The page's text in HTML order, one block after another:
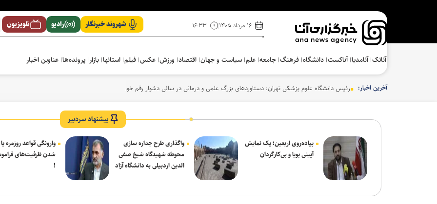
۱۶ مرداد ۱۴۰۵ ۱۶:۳۳ شهروند خبرنگار رادیو تلویزیون
آناتک آنامدیا آناکست دانشگاه فرهنگ‌ جامعه علم سیاست و جهان اقتصاد ورزش عکس فیلم استانها بازار پرونده‌ها عناوین اخبار
آخرین اخبار: رئیس دانشگاه علوم پزشکی تهران: دستاوردهای بزرگ علمی و درمانی در سالی دشوار رقم خورد
پیشنهاد سردبیر
پیاده‌روی اربعین؛ یک نمایش
آیینی پویا و بی‌کارگردان
واگذاری طرح جداره سازی
محوطه شهیدگاه شیخ صفی
الدین اردبیلی به دانشگاه آزاد
وارونگی قواعد روزمره
شدن ظرفیت‌های
!